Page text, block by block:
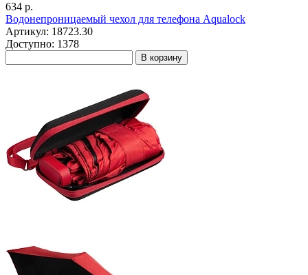
634 р.
Водонепроницаемый чехол для телефона Aqualock
Артикул: 18723.30
Доступно: 1378
В корзину